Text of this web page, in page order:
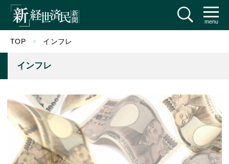
menu
TOP インフレ
インフレ